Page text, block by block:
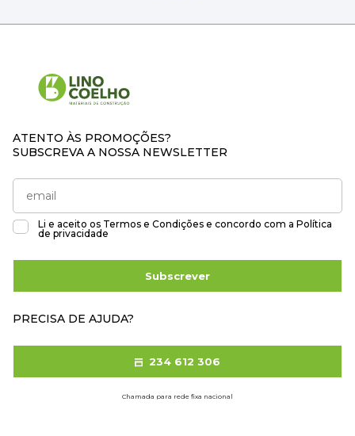
ATENTO ÀS PROMOÇÕES?
SUBSCREVA A NOSSA NEWSLETTER
Li e aceito os Termos e Condições e concordo com a Política
de privacidade
Subscrever
PRECISA DE AJUDA?
234 612 306
Chamada para rede fixa nacional